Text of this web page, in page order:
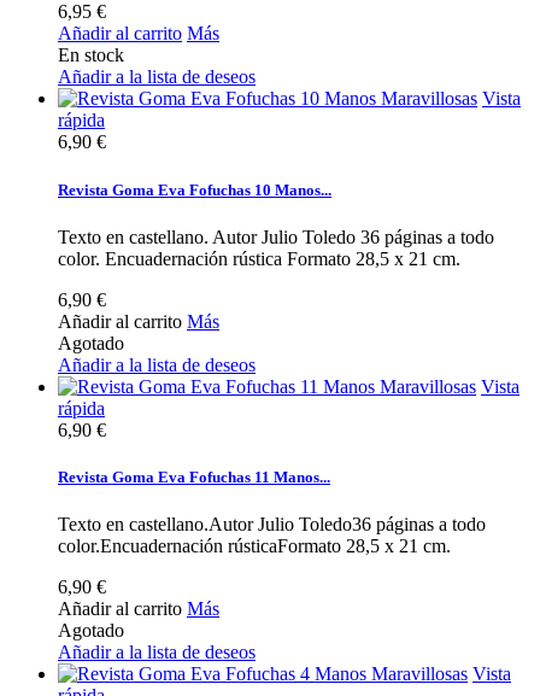
6,95 €
Añadir al carrito Más
En stock
Añadir a la lista de deseos
Vista
rápida
6,90 €
Revista Goma Eva Fofuchas 10 Manos...
Texto en castellano. Autor Julio Toledo 36 páginas a todo
color. Encuadernación rústica Formato 28,5 x 21 cm.
6,90 €
Añadir al carrito Más
Agotado
Añadir a la lista de deseos
Vista
rápida
6,90 €
Revista Goma Eva Fofuchas 11 Manos...
Texto en castellano.Autor Julio Toledo36 páginas a todo
color.Encuadernación rústicaFormato 28,5 x 21 cm.
6,90 €
Añadir al carrito Más
Agotado
Añadir a la lista de deseos
Vista